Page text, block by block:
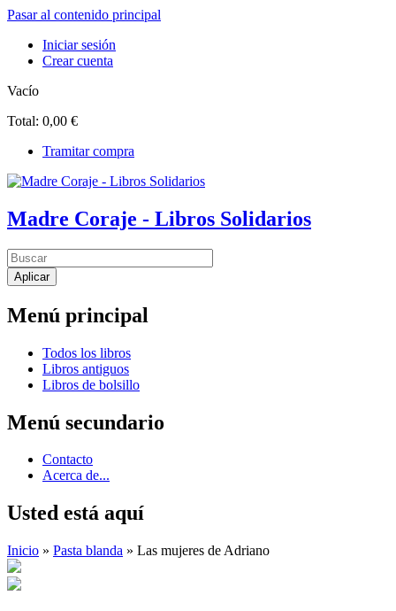
Pasar al contenido principal
Iniciar sesión
Crear cuenta
Vacío
Total: 0,00 €
Tramitar compra
Madre Coraje - Libros Solidarios
Menú principal
Todos los libros
Libros antiguos
Libros de bolsillo
Menú secundario
Contacto
Acerca de...
Usted está aquí
Inicio » Pasta blanda » Las mujeres de Adriano